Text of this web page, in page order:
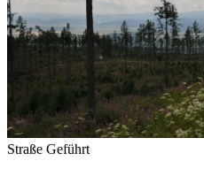
Straße Geführt